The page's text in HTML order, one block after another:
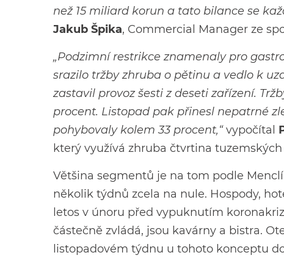
než 15 miliard korun a tato bilance se
Jakub Špika, Commercial Manager ze
„Podzimní restrikce znamenaly pro
srazilo tržby zhruba o pětinu a vedlo k
zastavil provoz šesti z deseti zařízení.
procent. Listopad pak přinesl nepatrné
pohybovaly kolem 33 procent,“vypočítal
který využívá zhruba čtvrtina
Většina segmentů je na tom podle
několik týdnů zcela na nule. Hospody,
letos v únoru před vypuknutím
částečně zvládá, jsou kavárny a bistra.
listopadovém týdnu u tohoto konceptu